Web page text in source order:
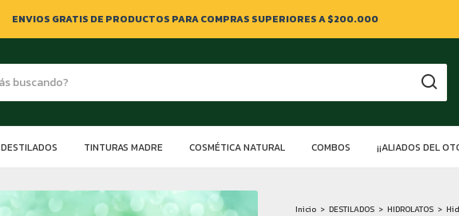
ENVIOS GRATIS DE PRODUCTOS PARA COMPRAS SUPERIORES A $200.000
DESTILADOS TINTURAS MADRE COSMÉTICA NATURAL COMBOS ¡¡ALIADOS DEL
Inicio > DESTILADOS > HIDROLATOS >